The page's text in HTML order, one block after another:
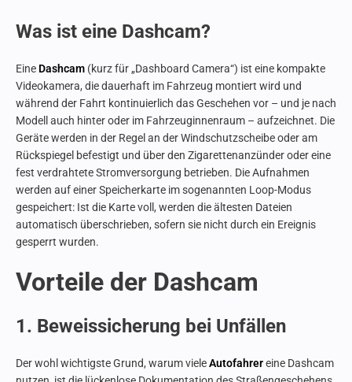
Was ist eine Dashcam?
Eine Dashcam (kurz für „Dashboard Camera“) ist eine kompakte
Videokamera, die dauerhaft im Fahrzeug montiert wird und
während der Fahrt kontinuierlich das Geschehen vor – und je nach
Modell auch hinter oder im Fahrzeuginnenraum – aufzeichnet. Die
Geräte werden in der Regel an der Windschutzscheibe oder am
Rückspiegel befestigt und über den Zigarettenanzünder oder eine
fest verdrahtete Stromversorgung betrieben. Die Aufnahmen
werden auf einer Speicherkarte im sogenannten Loop-Modus
gespeichert: Ist die Karte voll, werden die ältesten Dateien
automatisch überschrieben, sofern sie nicht durch ein Ereignis
gesperrt wurden.
Vorteile der Dashcam
1. Beweissicherung bei Unfällen
Der wohl wichtigste Grund, warum vieleAutofahrereine Dashcam